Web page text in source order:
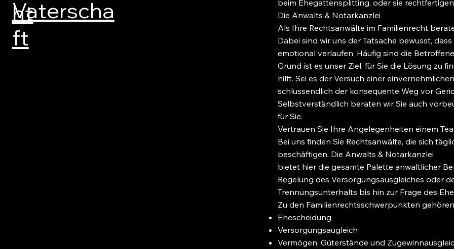
ht
Vaterscha
ft
beim Ehegattensplitting, oder sie
Die Anwalts & Notarkanzlei
Als Ihre Rechtsanwälte im Familienrecht
Dabei sind wir uns der Tatsache bewusst,
emotional verlaufen. Häufig sind die
Grund ist es unser Ziel, für Sie die Lösung zu
hilft. Sei es der Versuch einer
schlussendlich der konsequente Weg vor
Selbstverständlich beraten wir Sie auch
für Sie.
Vertrauen Sie Ihre Angelegenheiten einem
Bei uns finden Sie Rechtsanwälte, die sich
beschäftigen. Die Anwalts & Notarkanzlei
bietet hier die gesamte Palette anwaltlicher
Regelung des Versorgungsausgleiches oder
Trennungsunterhalts bis hin zur Frage des
Zu den Familienrechtsschwerpunkten
Ehescheidung ​
Versorgungsaugleich
Vermögen, Güterstände und